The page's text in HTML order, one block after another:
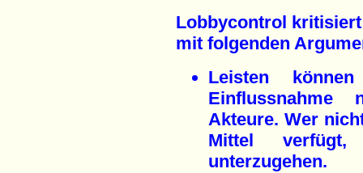
Lobbycontrol
mit folgenden
Leisten
Einflussnahme
Akteure. Wer
Mittel
unterzugehen.